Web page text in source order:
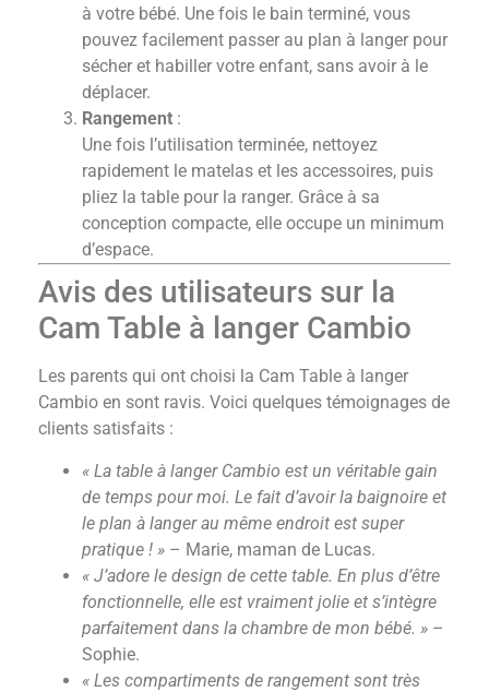
à votre bébé. Une fois le bain terminé, vous
pouvez facilement passer au plan à langer pour
sécher et habiller votre enfant, sans avoir à le
déplacer.
Rangement :
Une fois l’utilisation terminée, nettoyez
rapidement le matelas et les accessoires, puis
pliez la table pour la ranger. Grâce à sa
conception compacte, elle occupe un minimum
d’espace.
Avis des utilisateurs sur la
Cam Table à langer Cambio
Les parents qui ont choisi la Cam Table à langer
Cambio en sont ravis. Voici quelques témoignages de
clients satisfaits :
« La table à langer Cambio est un véritable gain
de temps pour moi. Le fait d’avoir la baignoire et
le plan à langer au même endroit est super
pratique ! » – Marie, maman de Lucas.
« J’adore le design de cette table. En plus d’être
fonctionnelle, elle est vraiment jolie et s’intègre
parfaitement dans la chambre de mon bébé. » –
Sophie.
« Les compartiments de rangement sont très